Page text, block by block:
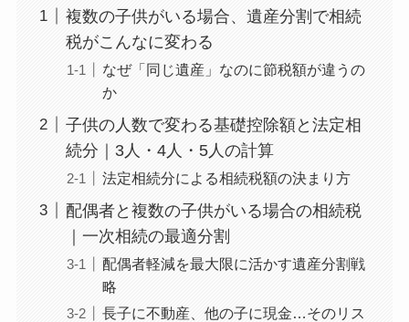
複数の子供がいる場合、遺産分割で相続
税がこんなに変わる
なぜ「同じ遺産」なのに節税額が違うの
か
子供の人数で変わる基礎控除額と法定相
続分｜3人・4人・5人の計算
法定相続分による相続税額の決まり方
配偶者と複数の子供がいる場合の相続税
｜一次相続の最適分割
配偶者軽減を最大限に活かす遺産分割戦
略
長子に不動産、他の子に現金…そのリス